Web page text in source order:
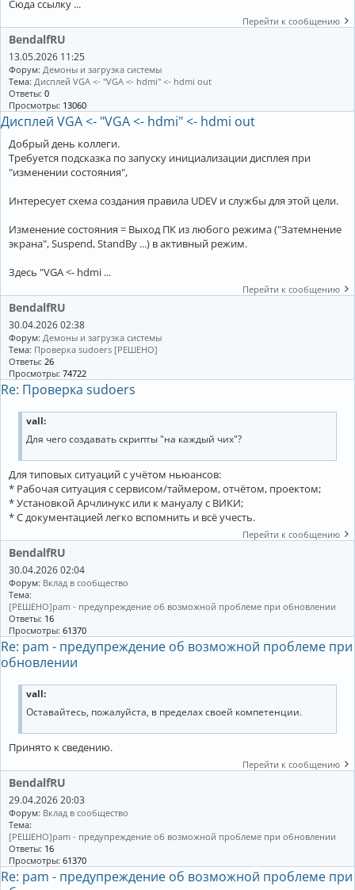
Сюда ссылку ...
Перейти к сообщению
BendalfRU
13.05.2026 11:25
Форум: Демоны и загрузка системы
Тема: Дисплей VGA <- "VGA <- hdmi" <- hdmi out
Ответы: 0
Просмотры: 13060
Дисплей VGA <- "VGA <- hdmi" <- hdmi out
Добрый день коллеги.
Требуется подсказка по запуску инициализации дисплея при
"изменении состояния",
Интересует схема создания правила UDEV и службы для этой цели.
Изменение состояния = Выход ПК из любого режима ("Затемнение
экрана", Suspend, StandBy ...) в активный режим.
Здесь "VGA <- hdmi ...
Перейти к сообщению
BendalfRU
30.04.2026 02:38
Форум: Демоны и загрузка системы
Тема: Проверка sudoers [РЕШЕНО]
Ответы: 26
Просмотры: 74722
Re: Проверка sudoers
vall:
Для чего создавать скрипты "на каждый чих"?
Для типовых ситуаций с учётом ньюансов:
* Рабочая ситуация с сервисом/таймером, отчётом, проектом;
* Установкой Арчлинукс или к мануалу с ВИКИ;
* С документацией легко вспомнить и всё учесть.
Перейти к сообщению
BendalfRU
30.04.2026 02:04
Форум: Вклад в сообщество
Тема:
[РЕШЕНО]pam - предупреждение об возможной проблеме при обновлении
Ответы: 16
Просмотры: 61370
Re: pam - предупреждение об возможной проблеме при
обновлении
vall:
Оставайтесь, пожалуйста, в пределах своей компетенции.
Принято к сведению.
Перейти к сообщению
BendalfRU
29.04.2026 20:03
Форум: Вклад в сообщество
Тема:
[РЕШЕНО]pam - предупреждение об возможной проблеме при обновлении
Ответы: 16
Просмотры: 61370
Re: pam - предупреждение об возможной проблеме при